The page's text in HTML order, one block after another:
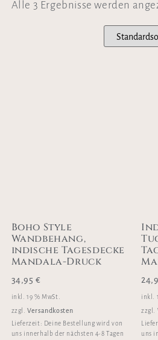
Alle 3 Ergebnisse werden
Boho Style
Wandbehang,
indische Tagesdecke
Mandala-Druck
34,95€
inkl. 19 % MwSt.
zzgl.Versandkosten
Lieferzeit: Deine Bestellung wird von
uns innerhalb der nächsten 4-8 Tagen
inkl.
zzgl.
uns